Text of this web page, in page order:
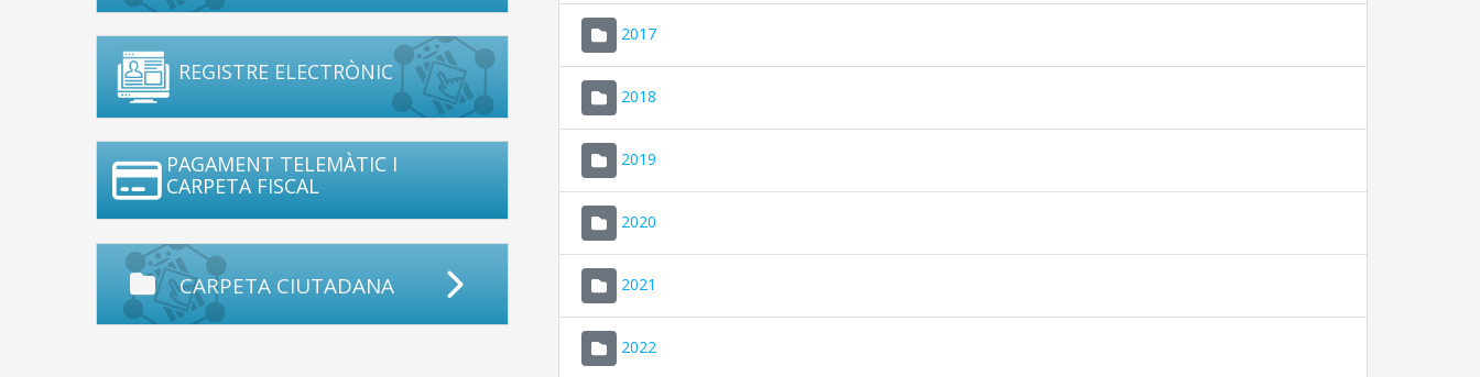
REGISTRE ELECTRÒNIC
PAGAMENT TELEMÀTIC I
CARPETA FISCAL
CARPETA CIUTADANA
2017
2018
2019
2020
2021
2022